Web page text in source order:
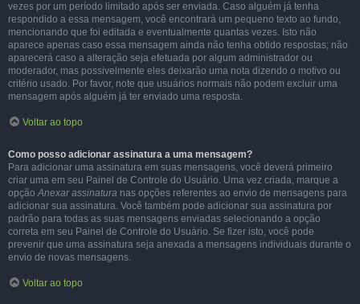
vezes por um período limitado após ser enviada. Caso alguém já tenha
respondido a essa mensagem, você encontrará um pequeno texto ao fundo,
mencionando que foi editada e eventualmente quantas vezes. Isto não
aparece apenas caso essa mensagem ainda não tenha obtido respostas; não
aparecerá caso a alteração seja efetuada por algum administrador ou
moderador, mas possivelmente eles deixarão uma nota dizendo o motivo ou
critério usado. Por favor, note que usuários normais não podem excluir uma
mensagem após alguém já ter enviado uma resposta.
Voltar ao topo
Como posso adicionar assinatura a uma mensagem?
Para adicionar uma assinatura em suas mensagens, você deverá primeiro
criar uma em seu Painel de Controle do Usuário. Uma vez criada, marque a
opçãoAnexar assinatura nas opções referentes ao envio de mensagens para
adicionar sua assinatura. Você também pode adicionar sua assinatura por
padrão para todas as suas mensagens enviadas selecionando a opção
correta em seu Painel de Controle do Usuário. Se fizer isto, você pode
prevenir que uma assinatura seja anexada a mensagens individuais durante o
envio de novas mensagens.
Voltar ao topo